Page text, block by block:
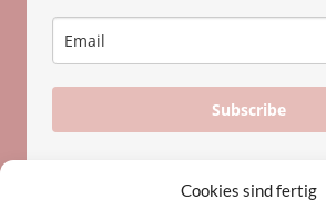
Cookies sind fertig
Subscribe